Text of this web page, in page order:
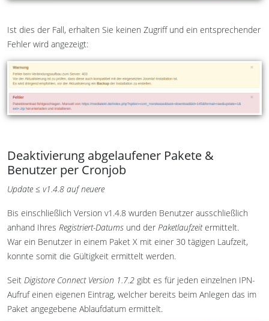
Ist dies der Fall, erhalten Sie keinen Zugriff und ein entsprechender
Fehler wird angezeigt:
Deaktivierung abgelaufener Pakete &
Benutzer per Cronjob
Update ≤ v1.4.8 auf neuere
Bis einschließlich Version v1.4.8 wurden Benutzer ausschließlich
anhand Ihres Registriert-Datums und der Paketlaufzeitermittelt.
War ein Benutzer in einem Paket X mit einer 30 tägigen Laufzeit,
konnte somit die Gültigkeit ermittelt werden.
Seit Digistore Connect Version 1.7.2 gibt es für jeden einzelnen IPN-
Aufruf einen eigenen Eintrag, welcher bereits beim Anlegen das im
Paket angegebene Ablaufdatum ermittelt.